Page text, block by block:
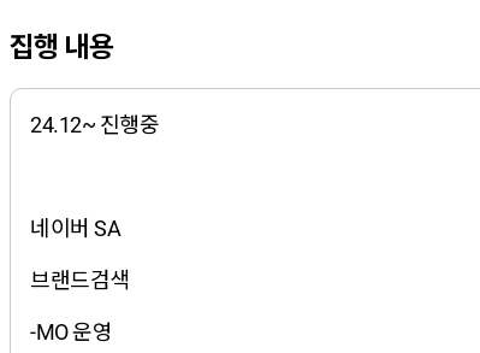
집행 내용
24.12~ 진행중
네이버 SA
브랜드검색
-MO 운영